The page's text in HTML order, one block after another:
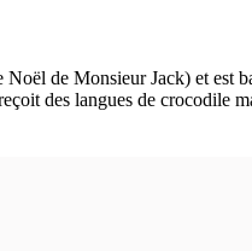
de Monsieur Jack) et est
des langues de crocodile